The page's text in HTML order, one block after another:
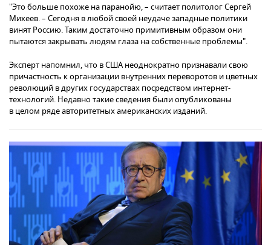
"Это больше похоже на паранойю, – считает политолог Сергей
Михеев. – Сегодня в любой своей неудаче западные политики
винят Россию. Таким достаточно примитивным образом они
пытаются закрывать людям глаза на собственные проблемы".
Эксперт напомнил, что в США неоднократно признавали свою
причастность к организации внутренних переворотов и цветных
революций в других государствах посредством интернет-
технологий. Недавно такие сведения были опубликованы
в целом ряде авторитетных американских изданий.